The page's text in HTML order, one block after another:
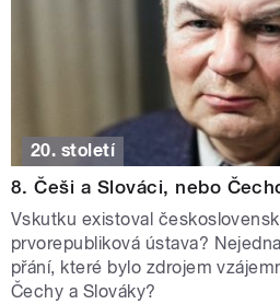
20. století
8. Češi a Slováci, nebo
Vskutku existoval
prvorepubliková ústava?
přání, které bylo zdrojem
Čechy a Slováky?